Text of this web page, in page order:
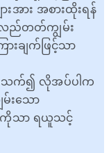
းအား အစားထိုးရန်
လည်တတ်ကျွမ်း
းချက်ဖြင့်သာ
တ်သက်၍ လိုအပ်ပါက
းသော
ဏ်ကိုသာ ရယူသင့်